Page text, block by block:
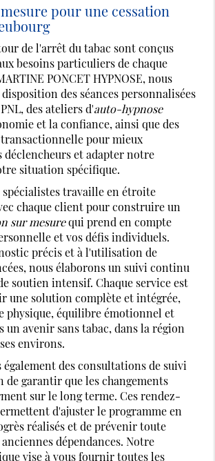
pour une cessation
de l'arrêt du tabac sont conçus
besoins particuliers de chaque
PONCET HYPNOSE, nous
des séances personnalisées
des ateliers d'auto-hypnose
et la confiance, ainsi que des
pour mieux
déclencheurs et adapter notre
situation spécifique.
spécialistes travaille en étroite
chaque client pour construire un
sur mesurequi prend en compte
et vos défis individuels.
précis et à l'utilisation de
nous élaborons un suivi continu
soutien intensif. Chaque service est
une solution complète et intégrée,
physique, équilibre émotionnel et
un avenir sans tabac, dans la région
environs.
également des consultations de suivi
de garantir que les changements
sur le long terme. Ces rendez-
d'ajuster le programme en
réalisés et de prévenir toute
dépendances. Notre
vise à vous fournir toutes les